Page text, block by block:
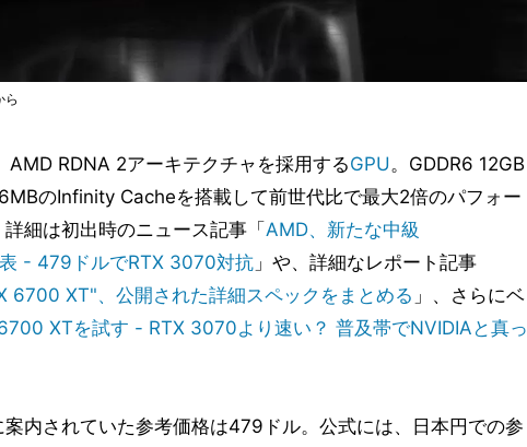
ら
RDNA 2アーキテクチャを採用するGPU。GDDR6 12GB
のInfinity Cacheを搭載して前世代比で最大2倍のパフォー
細は初出時のニュース記事「 AMD、新たな中級
- 479ドルでRTX 3070対抗 」や、詳細なレポート記事
6700 XT"、公開された詳細スペックをまとめる 」、さらにベ
XTを試す - RTX 3070より速い？ 普及帯でNVIDIAと真っ
内されていた参考価格は479ドル。公式には、日本円での参